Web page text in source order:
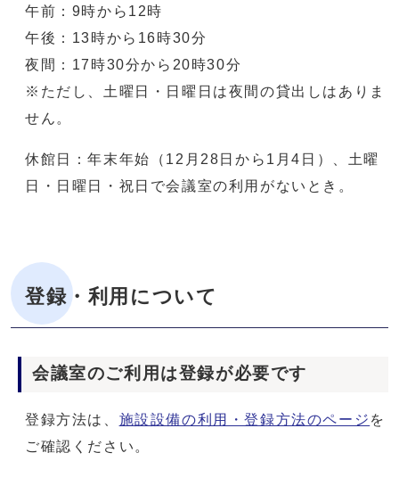
午前：9時から12時
午後：13時から16時30分
夜間：17時30分から20時30分
※ただし、土曜日・日曜日は夜間の貸出しはありま
せん。
休館日：年末年始（12月28日から1月4日）、土曜
日・日曜日・祝日で会議室の利用がないとき。
登録・利用について
会議室のご利用は登録が必要です
登録方法は、 施設設備の利用・登録方法のページ を
ご確認ください。